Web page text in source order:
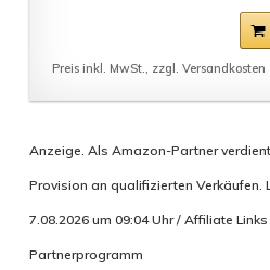
Preis inkl. MwSt., zzgl. Versandkosten
Anzeige. Als Amazon-Partner
Provision an qualifizierten Verkäufen.
7.08.2026 um 09:04 Uhr / Affiliate
Partnerprogramm